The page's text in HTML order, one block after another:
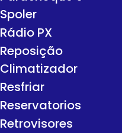
Spoler
Rádio PX
Reposição
Climatizador
Resfriar
Reservatorios
Retrovisores